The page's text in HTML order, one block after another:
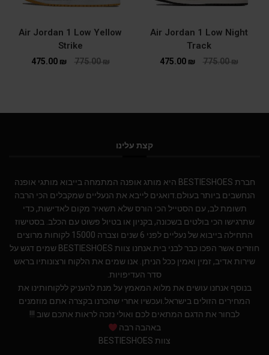
Air Jordan 1 Low Night
Track
775.00₪
475.00 ₪
Air Jordan 1 Low Yellow
Strike
775.00₪
475.00 ₪
קצת עלינו
חברת BESTIESHOES היא מותג אופנה המתמחה בייבוא מותגי אופנה
הנחשבים ביותר בעולם.דואגים לייבא את הנעליים שמקבלים הכי הרבה
תשומת לב, עם הסטייל הכי הורס שלא תשאיר מקום לאדישות, כדי
שתרגישו הכי בולטים בשכונה, בקניון או בטיול פשוט עם הכלב. בסטישוז
התחילה בייבוא של נעליים לפני 6 שנים וצברה 15000 לקוחות מרוצים
חוזרים אשר הפכו כבר לבני בית.אנחנו צוות BESTIESHOES שמים דגש על
שירות אדיב, זמין ואמין ככל הניתן. אנו שמים את הלקוח ורצונותיו בראש
סדר העדיפויות.
בנוסף אנחנו עושים את מלוא המאמץ על מנת להעניק ללקוחותינו את
המחירים הזולים בישראל.ועכשיו אחרי שהכרנו בקצרה אתם מוזמנים
לבחור את הדגם המתאים לכם ואולי נזכה לראות אתכם שוב !!!
באהבה רבה
צוות BESTIESHOES